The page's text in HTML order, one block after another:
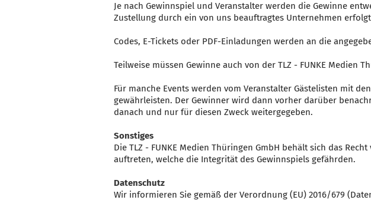
Je nach Gewinnspiel und Veranstalter werden die Gewinne
Zustellung durch ein von uns beauftragtes Unternehmen
Codes, E-Tickets oder PDF-Einladungen werden an die
Teilweise müssen Gewinne auch von der TLZ - FUNKE
Für manche Events werden vom Veranstalter Gästelisten mit
gewährleisten. Der Gewinner wird dann vorher darüber
danach und nur für diesen Zweck weitergegeben.
Sonstiges
Die TLZ - FUNKE Medien Thüringen GmbH behält sich das
auftreten, welche die Integrität des Gewinnspiels gefährden.
Datenschutz
Wir informieren Sie gemäß der Verordnung (EU) 2016/679